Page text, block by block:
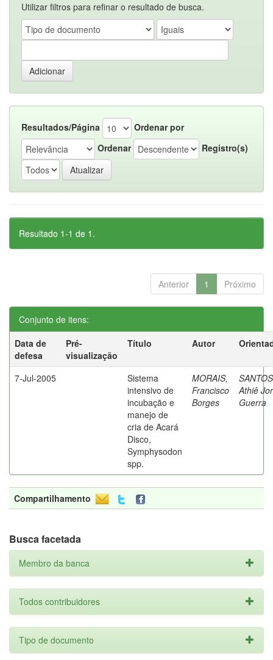
Utilizar filtros para refinar o resultado de busca.
Resultados/Página
Ordenar por
Ordenar
Registro(s)
Resultado 1-1 de 1.
Anterior 1 Próximo
Conjunto de itens:
Data de
defesa
Pré-
visualização
Título Autor
7-Jul-2005
Sistema
intensivo de
incubação e
manejo de
cria de Acará
Disco,
Symphysodon
spp.
MORAIS,
Francisco
Borges
Athiê
Guerra
Compartilhamento
Busca facetada
Membro da banca
Todos contribuidores
Tipo de documento